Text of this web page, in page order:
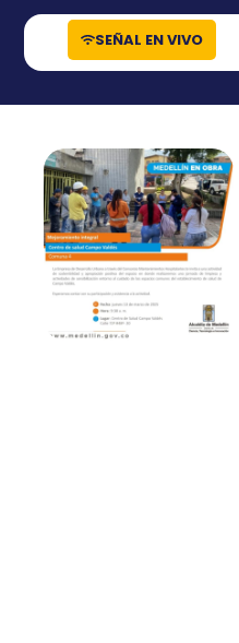
contenido
SEÑAL EN VIVO